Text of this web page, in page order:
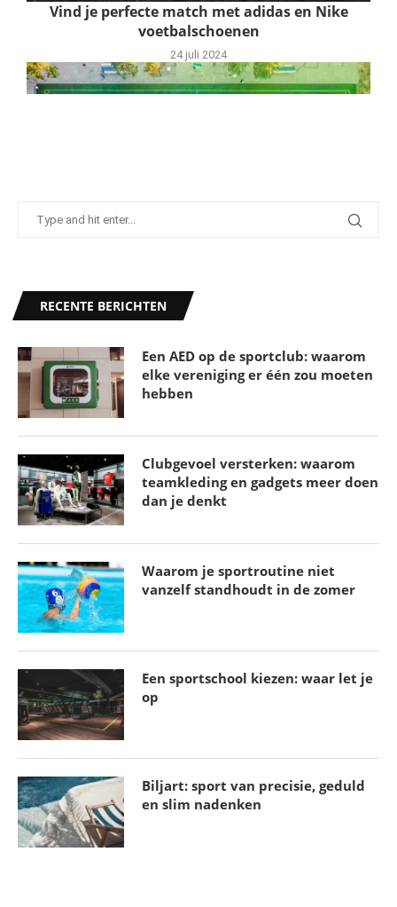
Vind je perfecte match met adidas en Nike
voetbalschoenen
24 juli 2024
Top 10 beste voetballers op dit moment
26 juni 2024
Valencia CF: Een rijke historie in het iconische
Mestalla
RECENTE BERICHTEN
Een AED op de sportclub: waarom
elke vereniging er één zou moeten
hebben
Clubgevoel versterken: waarom
teamkleding en gadgets meer doen
dan je denkt
Waarom je sportroutine niet
vanzelf standhoudt in de zomer
Een sportschool kiezen: waar let je
op
Biljart: sport van precisie, geduld
en slim nadenken